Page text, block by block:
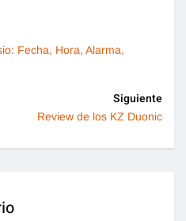
Fecha, Hora, Alarma,
Siguiente
Review de los KZ Duonic